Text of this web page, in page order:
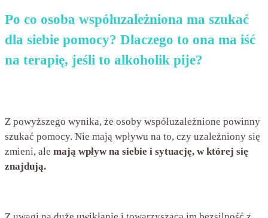
Po co osoba współuzależniona ma szukać
dla siebie pomocy? Dlaczego to ona ma iść
na terapię, jeśli to alkoholik pije?
Z powyższego wynika, że osoby współuzależnione powinny
szukać pomocy. Nie mają wpływu na to, czy uzależniony się
zmieni, ale mają wpływ na siebie i sytuację, w której się
znajdują.